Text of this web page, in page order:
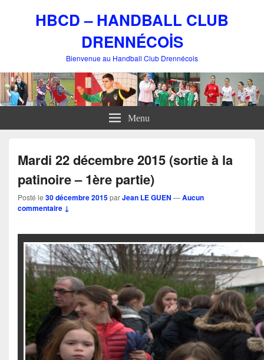
HBCD – HANDBALL CLUB
DRENNÉCOİS
Bienvenue au Handball Club Drennécois
Menu
Mardi 22 décembre 2015 (sortie à la
patinoire – 1ère partie)
Posté le 30 décembre 2015parJean LE GUEN —Aucun
commentaire ↓